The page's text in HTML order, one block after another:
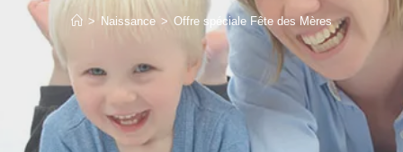
> Naissance > Offre spéciale Fête des Mères